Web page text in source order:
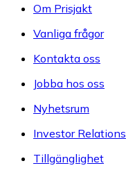
Om Prisjakt
Vanliga frågor
Kontakta oss
Jobba hos oss
Nyhetsrum
Investor Relations
Tillgänglighet